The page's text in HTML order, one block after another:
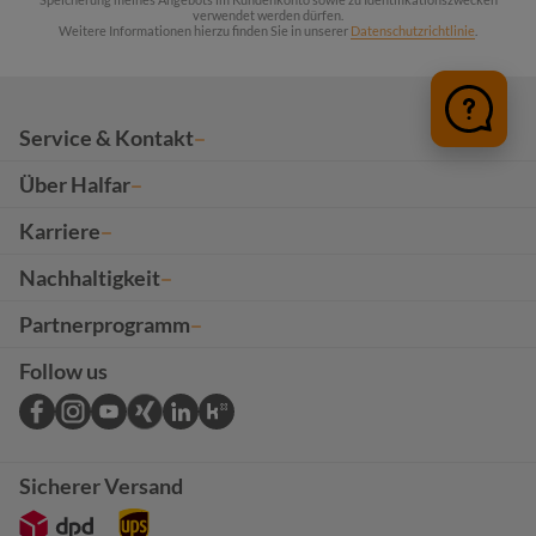
verwendet werden dürfen.
Weitere Informationen hierzu finden Sie in unserer Datenschutzrichtlinie
Service & Kontakt
Über Halfar
Karriere
Nachhaltigkeit
Partnerprogramm
Follow us
Sicherer Versand